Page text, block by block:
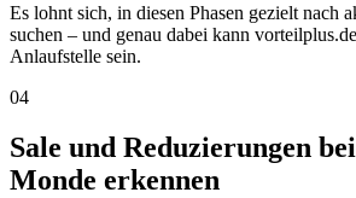
Es lohnt sich, in diesen Phasen gezielt nach
suchen – und genau dabei kann
Anlaufstelle sein.
04
Sale und Reduzierungen
Monde erkennen